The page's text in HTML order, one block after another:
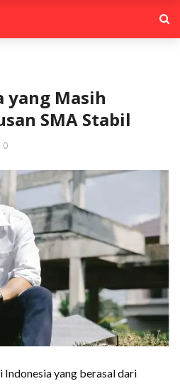
yang Masih
SMA Stabil
0
Indonesia yang berasal dari